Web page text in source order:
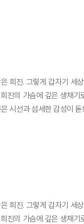
희진. 그렇게 갑자기 세
진의 가슴에 깊은 생채
시선과 섬세한 감성이
희진. 그렇게 갑자기 세
진의 가슴에 깊은 생채